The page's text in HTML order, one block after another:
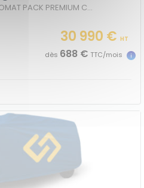
FGN DIESEL 2.2 180 CH XL AUTOMAT PACK PREMIUM CONNECT + CONFORT
30 990 € HT
dès 688 € TTC/mois